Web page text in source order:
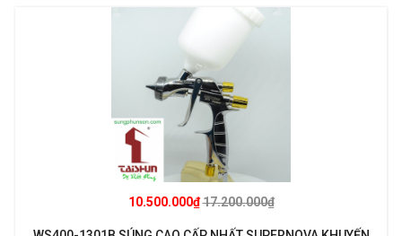
10.500.000₫17.200.000₫